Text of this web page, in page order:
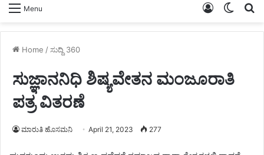
Menu
Switch
Log
Home /ಸುದ್ದಿ 360
ಸುಜ್ಞಾನನಿಧಿ ಶಿಷ್ಯವೇತನ ಮಂಜೂರಾತಿ
ಪತ್ರ ವಿತರಣೆ
ಮಾರುತಿ ಹೊಸಮನಿ April 21, 2023 277